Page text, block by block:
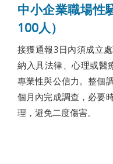
中小企業職場性
100人）
接獲通報3日內須成立
納入具法律、心理或醫
專業性與公信力。整個
個月內完成調查，必要
理，避免二度傷害。